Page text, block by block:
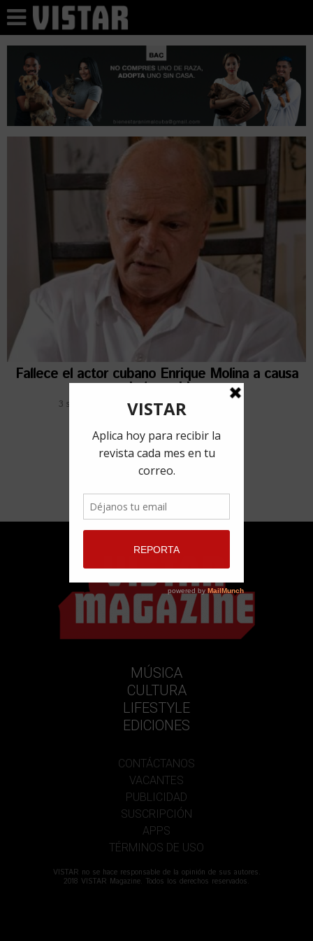
Fallece el actor cubano Enrique Molina a causa
de la covid
3 septiembre, 2021 porRedacción VISTAR
MÚSICA
CULTURA
LIFESTYLE
EDICIONES
CONTÁCTANOS
VACANTES
PUBLICIDAD
SUSCRIPCIÓN
APPS
TÉRMINOS DE USO
VISTAR no se hace responsable de la opinión de sus autores.
2018 VISTAR Magazine. Todos los derechos reservados.